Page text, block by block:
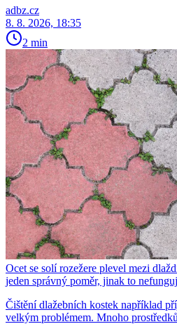
adbz.cz
8. 8. 2026, 18:35
2 min
Ocet se solí rozežere plevel mezi
jeden správný poměr, jinak to
Čištění dlažebních kostek například
velkým problémem. Mnoho